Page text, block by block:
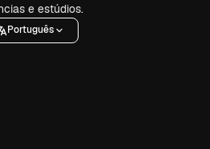
e estúdios.
Português